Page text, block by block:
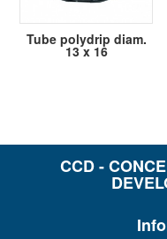
Tube polydrip diam.
13 x 16
CCD -